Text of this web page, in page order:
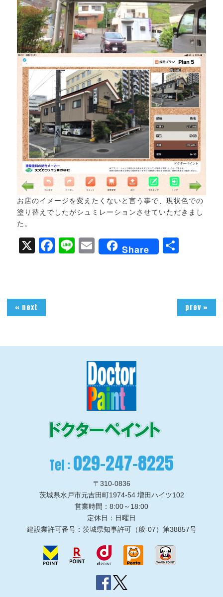
お店のイメージを変えたくないと言う事で、現状色での
塗り替えでしたがシュミレーションさせていただきまし
た。
X Facebook
LineEmail
Share
« next prev »
Tel :029-247-8225
〒310-0836
茨城県水戸市元吉田町1974-54 増田ハイツ102
営業時間：8:00～18:00
定休日：日曜日
建設業許可番号：茨城県知事許可（般-07）第38857号